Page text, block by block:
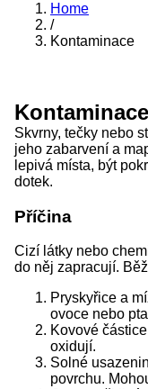
Home
/
Kontaminace
Kontaminace
Skvrny, tečky nebo
jeho zabarvení a
lepivá místa, být
dotek.
Příčina
Cizí látky nebo
do něj zapracují.
Pryskyřice a
ovoce nebo
Kovové
oxidují.
Solné
povrchu.